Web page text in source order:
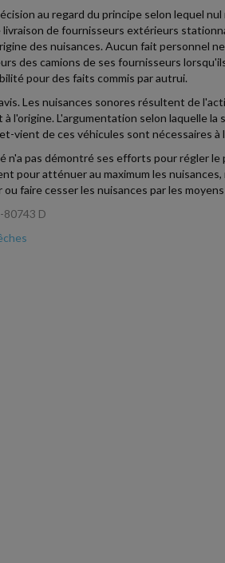
au regard du principe selon lequel
de fournisseurs extérieurs
des nuisances. Aucun fait personnel
des camions de ses fournisseurs
pour des faits commis par autrui.
Les nuisances sonores résultent de
l'origine. L'argumentation selon laquelle
vient de ces véhicules sont nécessaires à
n'a pas démontré ses efforts pour régler
pour atténuer au maximum les
faire cesser les nuisances par les
80743 D